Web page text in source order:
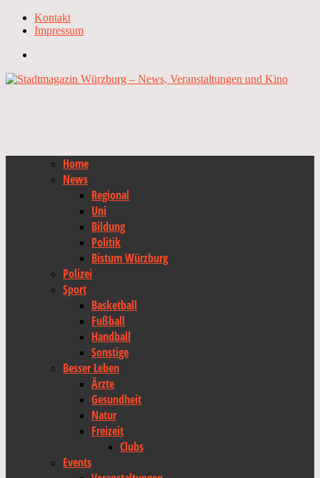
Kontakt
Impressum
Home
News
Regional
Uni
Bildung
Politik
Bistum Würzburg
Polizei
Sport
Basketball
Fußball
Handball
Sonstige
Besser Leben
Ärzte
Gesundheit
Natur
Freizeit
Clubs
Events